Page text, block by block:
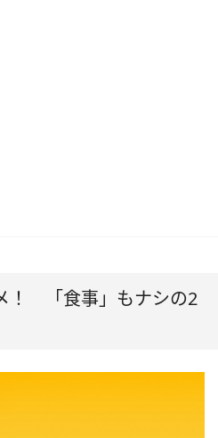
！ 「食事」もナシの2